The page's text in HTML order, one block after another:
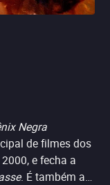
Negra
de filmes dos
e fecha a
. É também a